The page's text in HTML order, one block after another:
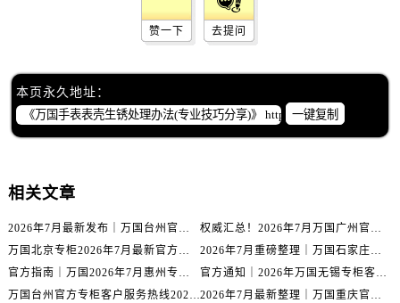
安徽省黄山市屯溪区黄山西路万国售后服务中心（需提前预约）
安徽省六安市金安区解放中路万国售后服务中心（需提前预约）
安徽省马鞍山市雨山区湖南西路万国售后服务中心（需提前预约）
赞一下 去提问
本页永久地址：
一键复制
相关文章
2026年7月最新发布｜万国台州官方专柜客户服务热线与专柜信息攻略
权威汇总！2026年7月万国广州官方专柜客户服务电话及门店名录
万国北京专柜2026年7月最新官方客服热线｜门店信息及服务攻略发布
2026年7月重磅整理｜万国石家庄官方专柜服务电话&客户服务中心公告
官方指南｜万国2026年7月惠州专柜客户服务热线与门店信息全攻略
官方通知｜2026年万国无锡专柜客户服务热线全新升级（附7月最新专柜信息汇总）
万国台州官方专柜客户服务热线2026年7月最新公告｜专柜信息权威核验
2026年7月最新整理｜万国重庆官方专柜名录+客服电话，门店信息大公开